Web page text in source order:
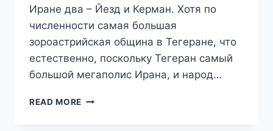
Иране два – Йезд и Керман. Хотя по
численности самая большая
зороастрийская община в Тегеране, что
естественно, поскольку Тегеран самый
большой мегаполис Ирана, и народ…
READ MORE ПУТЕШЕСТВИЕ